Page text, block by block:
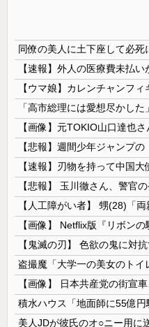
同僚の美人に土下座して必死
【画像】 日本共産党の街宣